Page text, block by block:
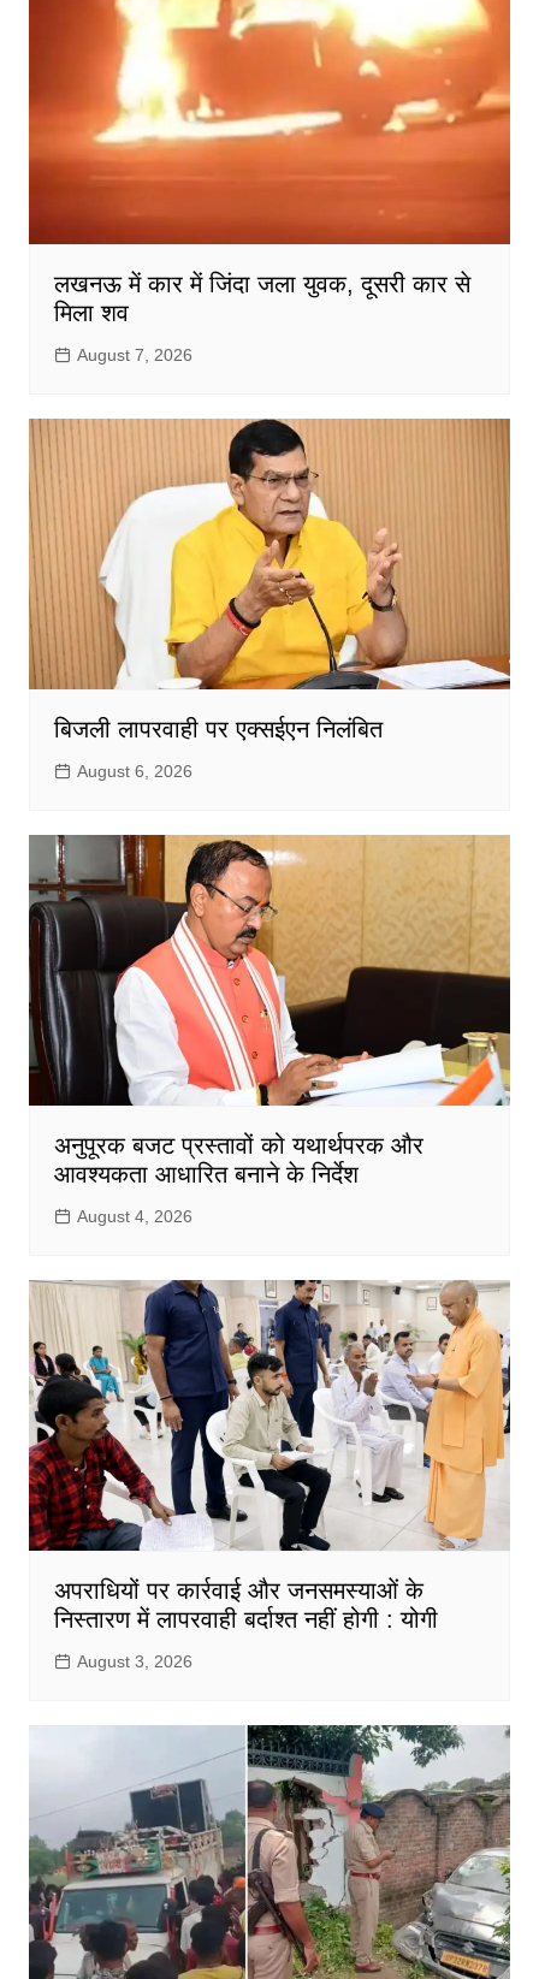
लखनऊ में कार में जिंदा जला युवक, दूसरी कार से
मिला शव
August 7, 2026
बिजली लापरवाही पर एक्सईएन निलंबित
August 6, 2026
अनुपूरक बजट प्रस्तावों को यथार्थपरक और
आवश्यकता आधारित बनाने के निर्देश
August 4, 2026
अपराधियों पर कार्रवाई और जनसमस्याओं के
निस्तारण में लापरवाही बर्दाश्त नहीं होगी : योगी
August 3, 2026